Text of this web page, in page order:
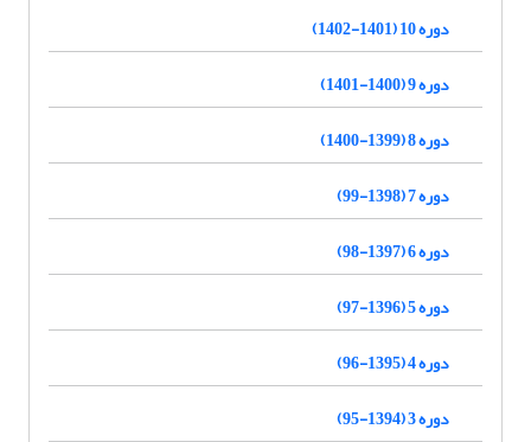
دوره 10 (1401-1402)
دوره 9 (1400-1401)
دوره 8 (1399-1400)
دوره 7 (1398-99)
دوره 6 (1397-98)
دوره 5 (1396-97)
دوره 4 (1395-96)
دوره 3 (1394-95)